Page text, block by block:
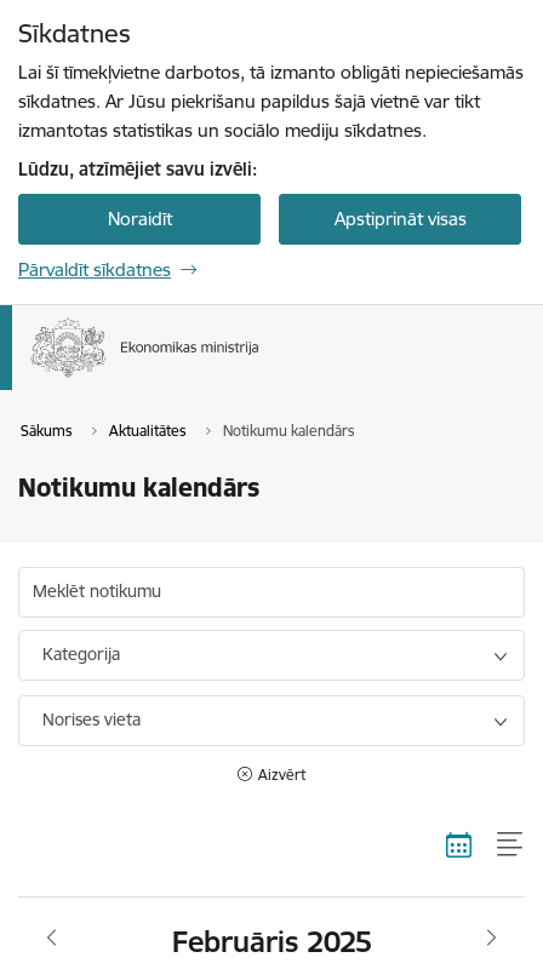
Sīkdatnes
Lai šī tīmekļvietne darbotos, tā izmanto obligāti nepieciešamās
sīkdatnes. Ar Jūsu piekrišanu papildus šajā vietnē var tikt
izmantotas statistikas un sociālo mediju sīkdatnes.
Lūdzu, atzīmējiet savu izvēli:
Noraidīt Apstiprināt visas
Pārvaldīt sīkdatnes
Sākums Aktualitātes Notikumu kalendārs
Notikumu kalendārs
Meklēt notikumu
Kategorija
Norises vieta
Aizvērt
Februāris 2025